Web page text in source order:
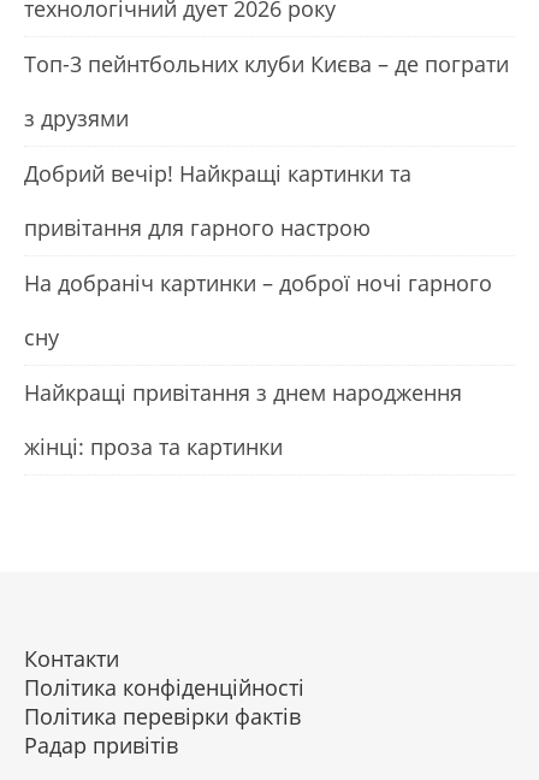
технологічний дует 2026 року
Топ-3 пейнтбольних клуби Києва – де пограти
з друзями
Добрий вечір! Найкращі картинки та
привітання для гарного настрою
На добраніч картинки – доброї ночі гарного
сну
Найкращі привітання з днем народження
жінці: проза та картинки
Контакти
Політика конфіденційності
Політика перевірки фактів
Радар привітів